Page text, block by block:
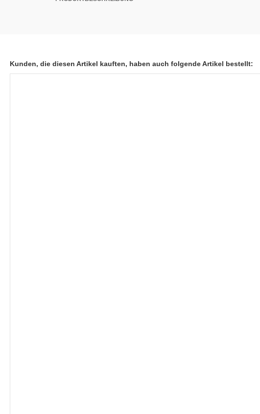
Kunden, die diesen Artikel kauften, haben auch folgende Artikel bestellt: